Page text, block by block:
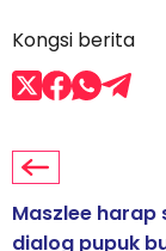
Kongsi berita
Maszlee harap
dialog pupuk